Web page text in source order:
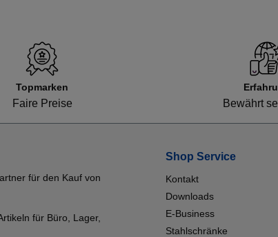
Topmarken
Faire Preise Bewährt
für den Kauf von
für Büro, Lager,
Shop Service
Kontakt
Downloads
E-Business
Stahlschränke